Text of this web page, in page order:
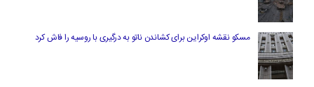
مسکو نقشه اوکراین برای کشاندن ناتو به درگیری با روسیه را فاش کرد